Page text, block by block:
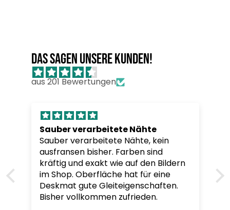
Das sagen unsere Kunden!
aus 201 Bewertungen
Sauber verarbeitete Nähte
Sauber verarbeitete Nähte, kein
ausfransen bisher. Farben sind
kräftig und exakt wie auf den Bildern
im Shop. Oberfläche hat für eine
Deskmat gute Gleiteigenschaften.
Bisher vollkommen zufrieden.